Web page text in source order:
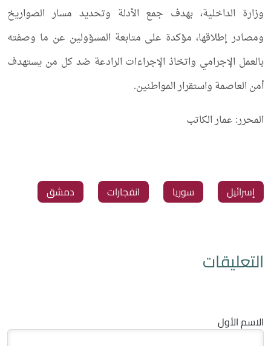
وزارة الداخلية، بهدف جمع الأدلة وتحديد مسار الصواريخ
ومصادر إطلاقها، مؤكدة على متابعة المسؤولين عن ما وصفته
بالعمل الإجرامي واتخاذ الإجراءات الرادعة ضد كل من يستهدف
أمن العاصمة واستقرار المواطنين.
المحرر: عمار الكاتب
‏إسرائيل ‏سوريا ‏انفجارات ‏دمشق
التعليقات
الاسم الأول